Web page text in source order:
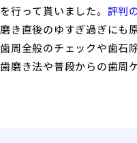
行って貰いました。 評判
き直後のゆすぎ過ぎに
周全般のチェックや歯石
磨き法や普段からの歯周